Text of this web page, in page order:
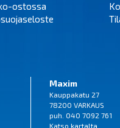
ostossa
Maxim
Kauppakatu 27
78200 VARKAUS
puh. 040 7092 761
Katso kartalta